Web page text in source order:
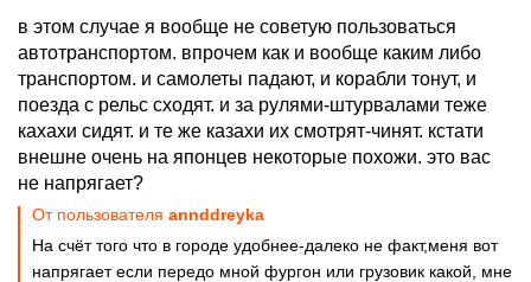
в этом случае я вообще не советую пользоваться
автотранспортом. впрочем как и вообще каким либо
транспортом. и самолеты падают, и корабли тонут, и
поезда с рельс сходят. и за рулями-штурвалами теже
кахахи сидят. и те же казахи их смотрят-чинят. кстати
внешне очень на японцев некоторые похожи. это вас
не напрягает?
От пользователя annddreyka
На счёт того что в городе удобнее-далеко не факт,меня вот
напрягает если передо мной фургон или грузовик какой, мне